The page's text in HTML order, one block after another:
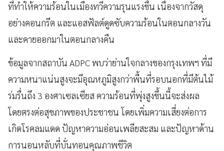
ที่ทำให้ความร้อนในเมืองทวีความรุนแรงขึ้น เนื่องจากวัสดุ
อย่างคอนกรีต และแอสฟัลต์ดูดซับความร้อนในตอนกลางวัน
และคายออกมาในตอนกลางคืน
ข้อมูลจากสถาบัน ADPC พบว่าย่านใจกลางของกรุงเทพฯ ที่มี
ความหนาแน่นสูงจะมีอุณหภูมิสูงกว่าพื้นที่รอบนอกที่มีต้นไม้
ร่มรื่นถึง 3 องศาเซลเซียส ความร้อนที่พุ่งสูงขึ้นนี้จะส่งผล
โดยตรงต่อสุขภาพของประชาชน โดยเพิ่มความเสี่ยงต่อการ
เกิดโรคลมแดด ปัญหาความอ่อนเพลียสะสม และปัญหาด้าน
การนอนหลับที่บั่นทอนคุณภาพชีวิต